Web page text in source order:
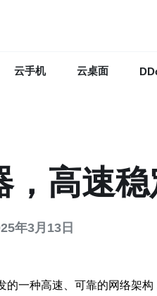
云手机 云桌面
高速稳
年3月13日
一种高速、可靠的网络架